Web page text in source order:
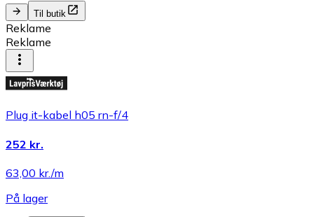
Til butik
Reklame
Reklame
Plug it-kabel h05 rn-f/4
252 kr.
63,00 kr./m
På lager